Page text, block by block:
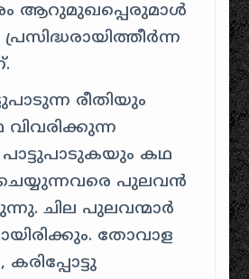
ആറുമുഖപ്പെരുമാൾ
രീതിയും
വിവരിക്കുന്ന
പാട്ടുപാടുകയും കഥ
പുലവൻ
ചില പുലവന്മാർ
തോവാള
കരിപ്പോട്ടു